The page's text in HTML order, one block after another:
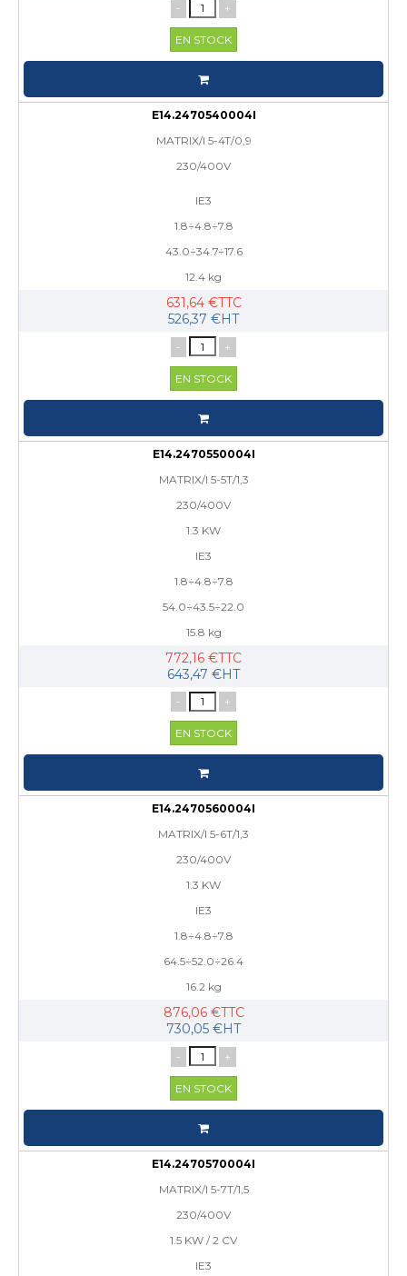
- +
EN STOCK
E14.2470540004I
MATRIX/I 5-4T/0,9
230/400V
IE3
1.8÷4.8÷7.8
43.0÷34.7÷17.6
12.4 kg
631,64 €TTC
526,37 €HT
- +
EN STOCK
E14.2470550004I
MATRIX/I 5-5T/1,3
230/400V
1.3 KW
IE3
1.8÷4.8÷7.8
54.0÷43.5÷22.0
15.8 kg
772,16 €TTC
643,47 €HT
- +
EN STOCK
E14.2470560004I
MATRIX/I 5-6T/1,3
230/400V
1.3 KW
IE3
1.8÷4.8÷7.8
64.5÷52.0÷26.4
16.2 kg
876,06 €TTC
730,05 €HT
- +
EN STOCK
E14.2470570004I
MATRIX/I 5-7T/1,5
230/400V
1.5 KW / 2 CV
IE3